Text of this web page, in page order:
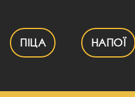
ПІЦА НАПОЇ